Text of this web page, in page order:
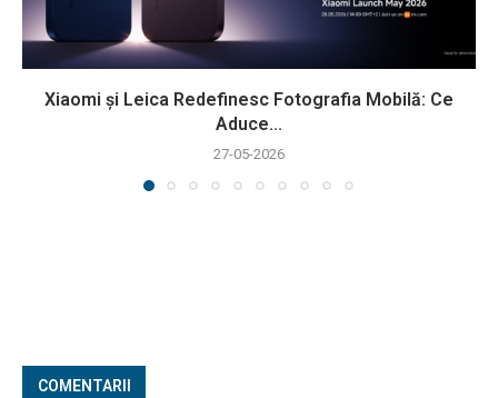
Xiaomi și Leica Redefinesc Fotografia Mobilă: Ce
Aduce...
27-05-2026
COMENTARII